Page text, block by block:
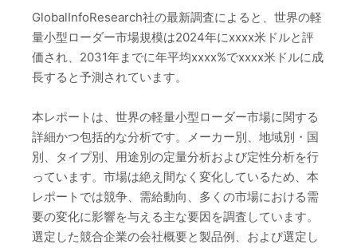
GlobalInfoResearch社の最新調査によると、世界の軽
量小型ローダー市場規模は2024年にxxxx米ドルと評
価され、2031年までに年平均xxxx%でxxxx米ドルに成
長すると予測されています。
本レポートは、世界の軽量小型ローダー市場に関する
詳細かつ包括的な分析です。メーカー別、地域別・国
別、タイプ別、用途別の定量分析および定性分析を行
っています。市場は絶え間なく変化しているため、本
レポートでは競争、需給動向、多くの市場における需
要の変化に影響を与える主な要因を調査しています。
選定した競合企業の会社概要と製品例、および選定し